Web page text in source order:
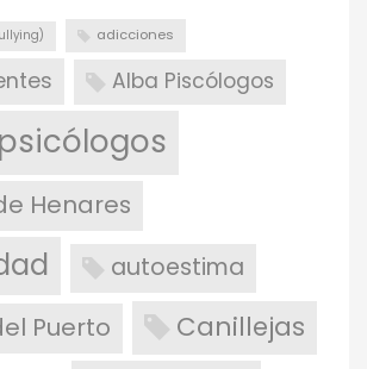
adicciones
Alba Piscólogos
Henares
autoestima
Puerto Canillejas